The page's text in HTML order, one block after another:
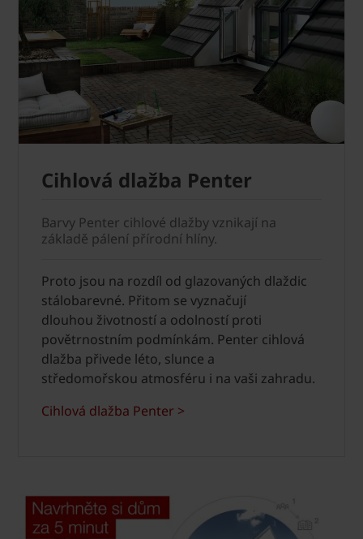
Cihlová dlažba Penter
Barvy Penter cihlové dlažby vznikají na
základě pálení přírodní hlíny.
Proto jsou na rozdíl od glazovaných dlaždic
stálobarevné. Přitom se vyznačují
dlouhou životností a odolností proti
povětrnostním podmínkám. Penter cihlová
dlažba přivede léto, slunce a
středomořskou atmosféru i na vaši zahradu.
Cihlová dlažba Penter >